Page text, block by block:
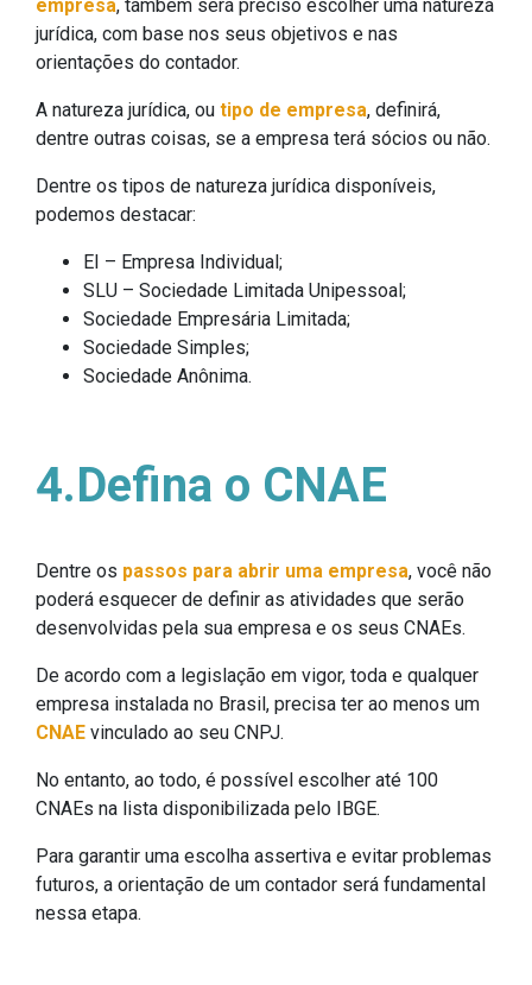
empresa, também será preciso escolher uma natureza
jurídica, com base nos seus objetivos e nas
orientações do contador.
A natureza jurídica, ou tipo de empresa, definirá,
dentre outras coisas, se a empresa terá sócios ou não.
Dentre os tipos de natureza jurídica disponíveis,
podemos destacar:
EI – Empresa Individual;
SLU – Sociedade Limitada Unipessoal;
Sociedade Empresária Limitada;
Sociedade Simples;
Sociedade Anônima.
4.Defina o CNAE
Dentre os passos para abrir uma empresa, você não
poderá esquecer de definir as atividades que serão
desenvolvidas pela sua empresa e os seus CNAEs.
De acordo com a legislação em vigor, toda e qualquer
empresa instalada no Brasil, precisa ter ao menos um
CNAE vinculado ao seu CNPJ.
No entanto, ao todo, é possível escolher até 100
CNAEs na lista disponibilizada pelo IBGE.
Para garantir uma escolha assertiva e evitar problemas
futuros, a orientação de um contador será fundamental
nessa etapa.